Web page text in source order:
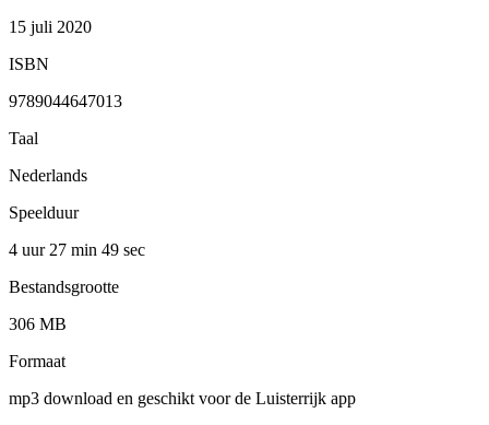
15 juli 2020
ISBN
9789044647013
Taal
Nederlands
Speelduur
4 uur 27 min 49 sec
Bestandsgrootte
306 MB
Formaat
mp3 download en geschikt voor de Luisterrijk app